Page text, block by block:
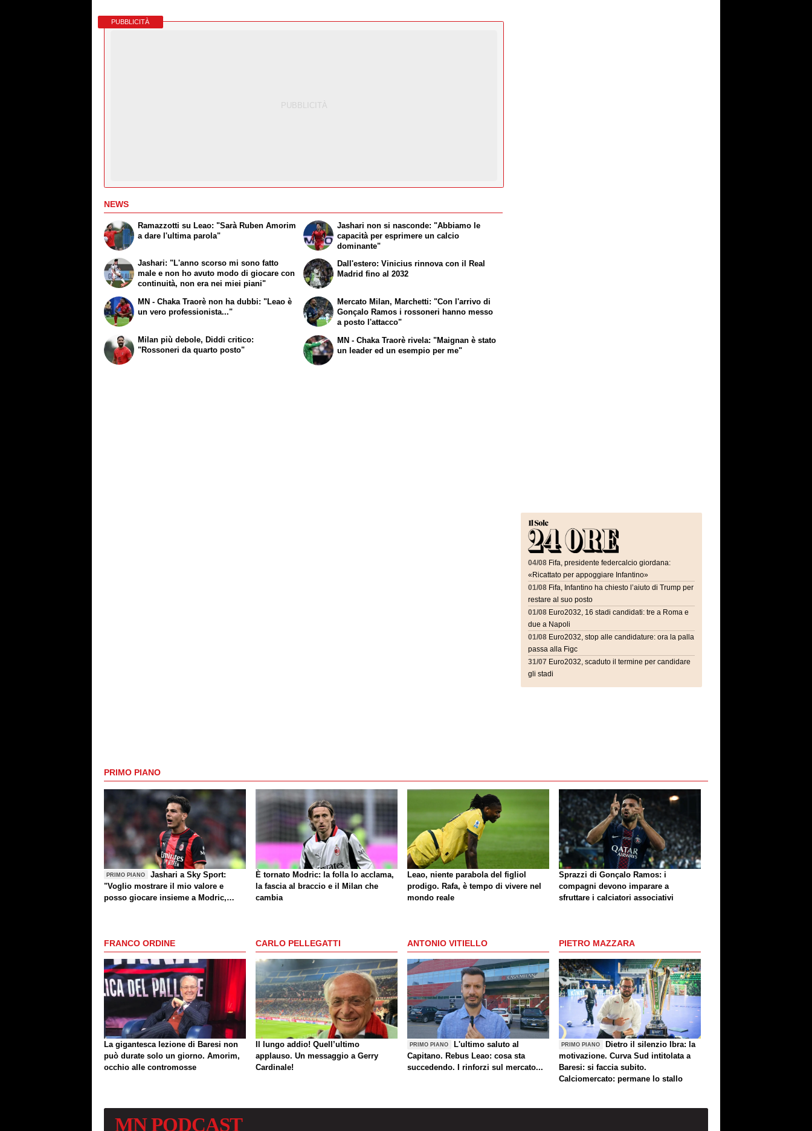
PUBBLICITÀ
NEWS
Ramazzotti su Leao: "Sarà Ruben Amorim
a dare l'ultima parola"
Jashari: "L'anno scorso mi sono fatto
male e non ho avuto modo di giocare con
continuità, non era nei miei piani"
Jashari non si nasconde: "Abbiamo le
capacità per esprimere un calcio
dominante"
Dall'estero: Vinicius rinnova con il Real
Madrid fino al 2032
MN - Chaka Traorè non ha dubbi: "Leao è
un vero professionista..."
Milan più debole, Diddi critico:
"Rossoneri da quarto posto"
Mercato Milan, Marchetti: "Con l'arrivo di
Gonçalo Ramos i rossoneri hanno messo
a posto l'attacco"
MN - Chaka Traorè rivela: "Maignan è stato
un leader ed un esempio per me"
04/08 Fifa, presidente federcalcio giordana:
«Ricattato per appoggiare Infantino»
01/08 Fifa, Infantino ha chiesto l’aiuto di Trump per
restare al suo posto
01/08 Euro2032, 16 stadi candidati: tre a Roma e
due a Napoli
01/08 Euro2032, stop alle candidature: ora la palla
passa alla Figc
31/07 Euro2032, scaduto il termine per candidare
gli stadi
PRIMO PIANO
PRIMO PIANO
Jashari a Sky Sport:
"Voglio mostrare il mio valore e
posso giocare insieme a Modric,
È tornato Modric: la folla lo acclama,
la fascia al braccio e il Milan che
cambia
Leao, niente parabola del figliol
prodigo. Rafa, è tempo di vivere nel
mondo reale
Sprazzi di Gonçalo Ramos: i
compagni devono imparare a
sfruttare i calciatori associativi
FRANCO ORDINE
La gigantesca lezione di Baresi non
può durate solo un giorno. Amorim,
occhio alle contromosse
CARLO PELLEGATTI
Il lungo addio! Quell’ultimo
applauso. Un messaggio a Gerry
Cardinale!
ANTONIO VITIELLO
PRIMO PIANO
L'ultimo saluto al
Capitano. Rebus Leao: cosa sta
succedendo. I rinforzi sul mercato...
PIETRO MAZZARA
PRIMO PIANO
Dietro il silenzio Ibra: la
motivazione. Curva Sud intitolata a
Baresi: si faccia subito.
Calciomercato: permane lo stallo
MNPODCAST